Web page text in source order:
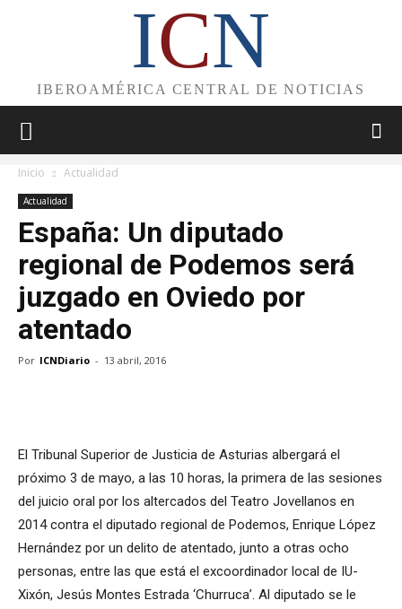
ICN
IBEROAMÉRICA CENTRAL DE NOTICIAS
Inicio Actualidad
Actualidad
España: Un diputado
regional de Podemos será
juzgado en Oviedo por
atentado
Por ICNDiario - 13 abril, 2016
El Tribunal Superior de Justicia de Asturias albergará el
próximo 3 de mayo, a las 10 horas, la primera de las sesiones
del juicio oral por los altercados del Teatro Jovellanos en
2014 contra el diputado regional de Podemos, Enrique López
Hernández por un delito de atentado, junto a otras ocho
personas, entre las que está el excoordinador local de IU-
Xixón, Jesús Montes Estrada ‘Churruca’. Al diputado se le